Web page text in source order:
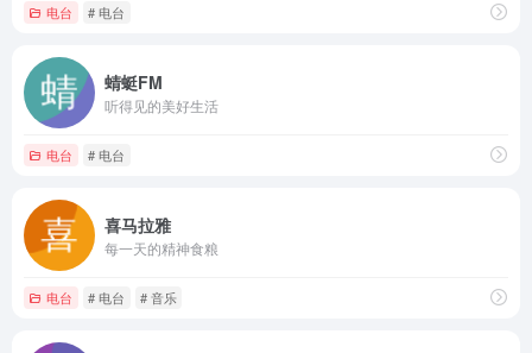
电台 # 电台
蜻蜓FM
听得见的美好生活
电台 # 电台
喜马拉雅
每一天的精神食粮
电台 # 电台 # 音乐